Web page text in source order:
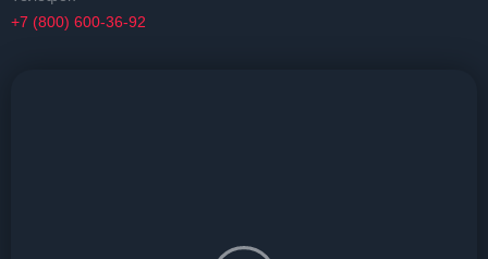
+7 (800) 600-36-92